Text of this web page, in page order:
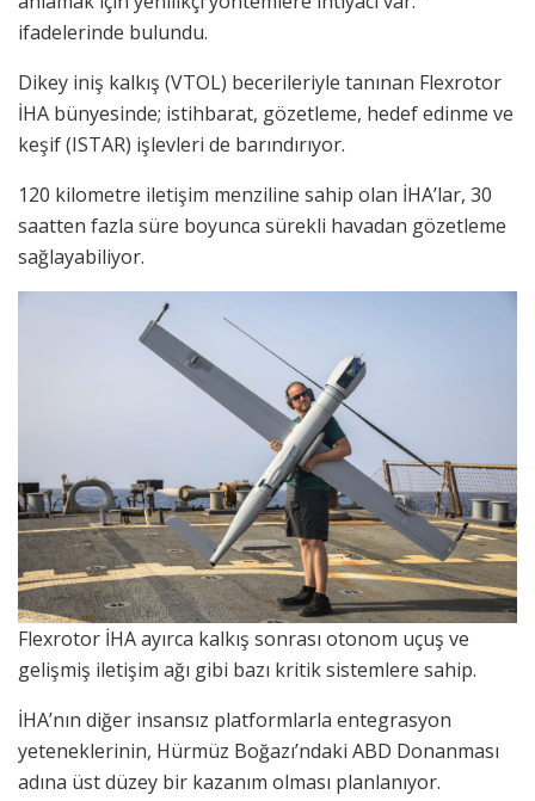
ifadelerinde bulundu.
Dikey iniş kalkış (VTOL) becerileriyle tanınan Flexrotor
İHA bünyesinde; istihbarat, gözetleme, hedef edinme ve
keşif (ISTAR) işlevleri de barındırıyor.
120 kilometre iletişim menziline sahip olan İHA’lar, 30
saatten fazla süre boyunca sürekli havadan gözetleme
sağlayabiliyor.
Flexrotor İHA ayırca kalkış sonrası otonom uçuş ve
gelişmiş iletişim ağı gibi bazı kritik sistemlere sahip.
İHA’nın diğer insansız platformlarla entegrasyon
yeteneklerinin, Hürmüz Boğazı’ndaki ABD Donanması
adına üst düzey bir kazanım olması planlanıyor.